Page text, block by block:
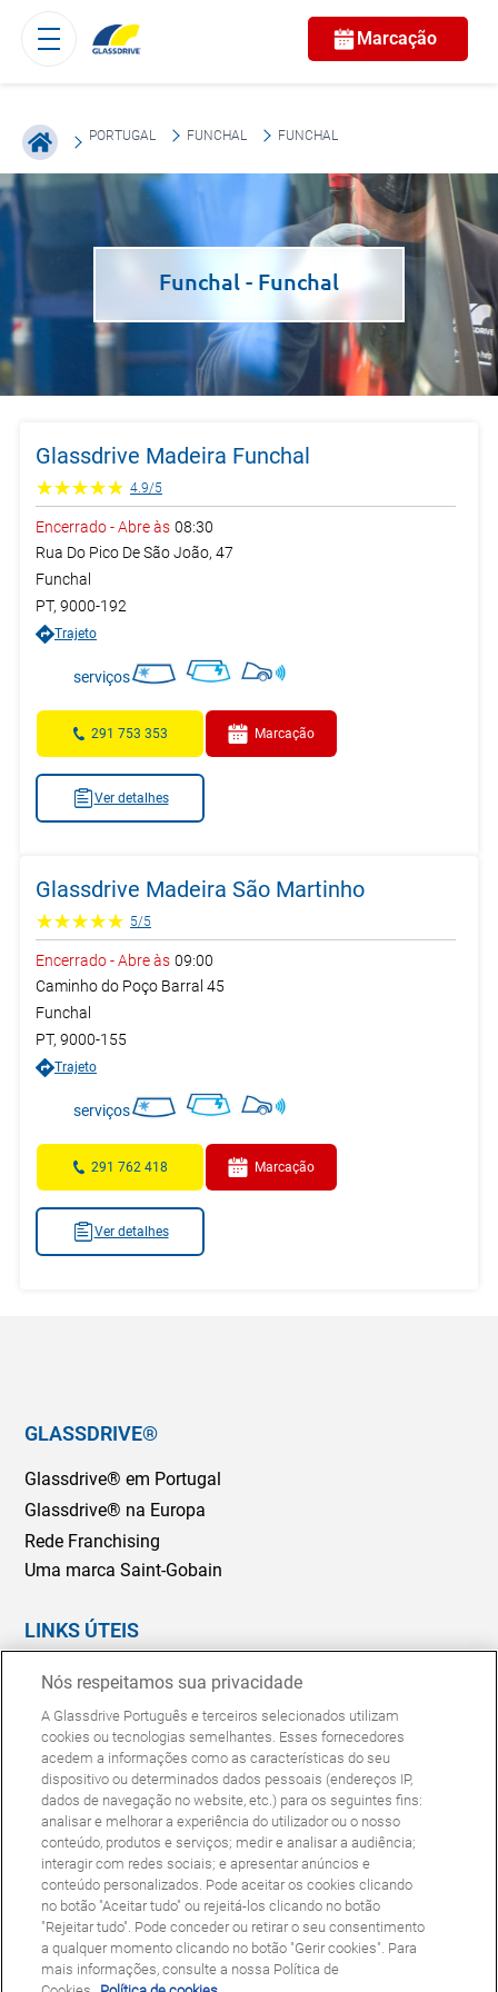
Marcação
PORTUGAL FUNCHAL FUNCHAL
Funchal - Funchal
Glassdrive Madeira Funchal
4.9/5
Encerrado-Abre às 08:30
Rua Do Pico De São João, 47
Funchal
PT, 9000-192
Trajeto
serviços
291 753 353 Marcação
Ver detalhes
Glassdrive Madeira São Martinho
5/5
Encerrado-Abre às 09:00
Caminho do Poço Barral 45
Funchal
PT, 9000-155
Trajeto
serviços
291 762 418 Marcação
Ver detalhes
GLASSDRIVE®
Glassdrive® em Portugal
Glassdrive® na Europa
Rede Franchising
Uma marca Saint-Gobain
LINKS ÚTEIS
Marcação Online
Seguradoras e gestores de frotas
Reparação ou substituição?
Perguntas Frequentes
Política de CookiesPolítica de Privacidade
© Copyright Glassdrive. Todos os direitos reservados | 2025
Nós respeitamos sua privacidade
A Glassdrive Português e terceiros selecionados utilizam
cookies ou tecnologias semelhantes. Esses fornecedores
acedem a informações como as características do seu
dispositivo ou determinados dados pessoais (endereços IP,
dados de navegação no website, etc.) para os seguintes fins:
analisar e melhorar a experiência do utilizador ou o nosso
conteúdo, produtos e serviços; medir e analisar a audiência;
interagir com redes sociais; e apresentar anúncios e
conteúdo personalizados. Pode aceitar os cookies clicando
no botão "Aceitar tudo" ou rejeitá-los clicando no botão
"Rejeitar tudo". Pode conceder ou retirar o seu consentimento
a qualquer momento clicando no botão "Gerir cookies". Para
mais informações, consulte a nossa Política de